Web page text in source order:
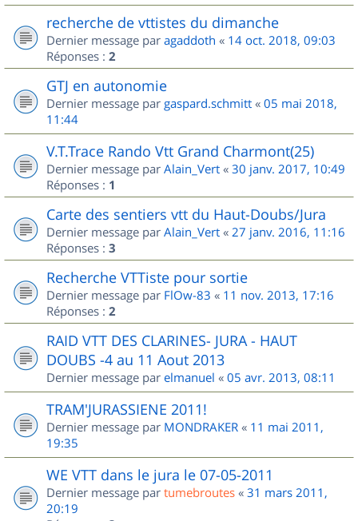
recherche de vttistes du dimanche
Dernier message par agaddoth « 14 oct. 2018, 09:03
Réponses : 2
GTJ en autonomie
Dernier message par gaspard.schmitt « 05 mai 2018,
11:44
V.T.Trace Rando Vtt Grand Charmont(25)
Dernier message par Alain_Vert « 30 janv. 2017, 10:49
Réponses : 1
Carte des sentiers vtt du Haut-Doubs/Jura
Dernier message par Alain_Vert « 27 janv. 2016, 11:16
Réponses : 3
Recherche VTTiste pour sortie
Dernier message par FlOw-83 « 11 nov. 2013, 17:16
Réponses : 2
RAID VTT DES CLARINES- JURA - HAUT
DOUBS -4 au 11 Aout 2013
Dernier message par elmanuel « 05 avr. 2013, 08:11
TRAM'JURASSIENE 2011!
Dernier message par MONDRAKER « 11 mai 2011,
19:35
WE VTT dans le jura le 07-05-2011
Dernier message par tumebroutes « 31 mars 2011,
20:19